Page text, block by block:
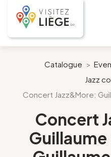
Bereid mijn verblijf voor
Onze suggesties
Catalogue >
Jazz
Concert Jazz&More:
Concert
Guillaume